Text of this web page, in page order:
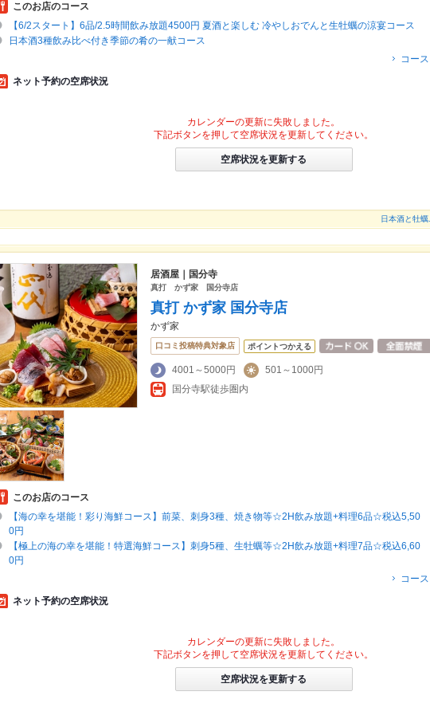
このお店のコース
【6/2スタート】6品/2.5時間飲み放題4500円 夏酒と楽しむ 冷やしおでんと生牡蠣の涼宴コース
日本酒3種飲み比べ付き季節の肴の一献コース
コー
ネット予約の空席状況
カレンダーの更新に失敗しました。
下記ボタンを押して空席状況を更新してください。
空席状況を更新する
日本酒と牡
居酒屋｜国分寺
真打 かず家 国分寺店
真打 かず家 国分寺店
かず家
口コミ投稿特典対象店 ポイントつかえる
4001～5000円
501～1000円
国分寺駅徒歩圏内
このお店のコース
【海の幸を堪能！彩り海鮮コース】前菜、刺身3種、焼き物等☆2H飲み放題+料理6品☆税込5,50
0円
【極上の海の幸を堪能！特選海鮮コース】刺身5種、生牡蠣等☆2H飲み放題+料理7品☆税込6,60
0円
コー
ネット予約の空席状況
カレンダーの更新に失敗しました。
下記ボタンを押して空席状況を更新してください。
空席状況を更新する